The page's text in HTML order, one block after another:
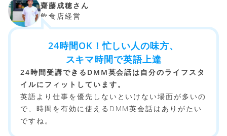
齋藤成穂さん
飲食店経営
24時間OK！忙しい人の味方、
スキマ時間で英語上達
24時間受講できるDMM英会話は自分のライフスタ
イルにフィットしています。
英語より仕事を優先しないといけない場面が多いの
で、時間を有効に使えるDMM英会話はありがたい
ですね。